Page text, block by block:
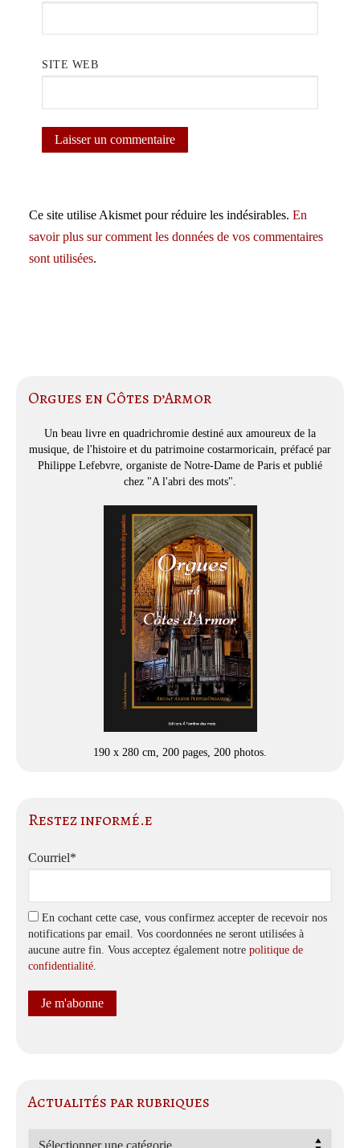
SITE WEB
Ce site utilise Akismet pour réduire les indésirables. En
savoir plus sur comment les données de vos commentaires
sont utilisées.
Orgues en Côtes d’Armor
Un beau livre en quadrichromie destiné aux amoureux de la
musique, de l'histoire et du patrimoine costarmoricain, préfacé par
Philippe Lefebvre, organiste de Notre-Dame de Paris et publié
chez "A l'abri des mots".
190 x 280 cm, 200 pages, 200 photos.
Restez informé.e
Courriel*
En cochant cette case, vous confirmez accepter de recevoir nos
notifications par email. Vos coordonnées ne seront utilisées à
aucune autre fin. Vous acceptez également notre politique de
confidentialité.
Actualités par rubriques
Actualités